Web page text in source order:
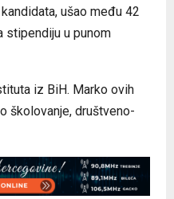
ušao među 42
stipendiju u punom
iz BiH. Marko ovih
školovanje, društveno-